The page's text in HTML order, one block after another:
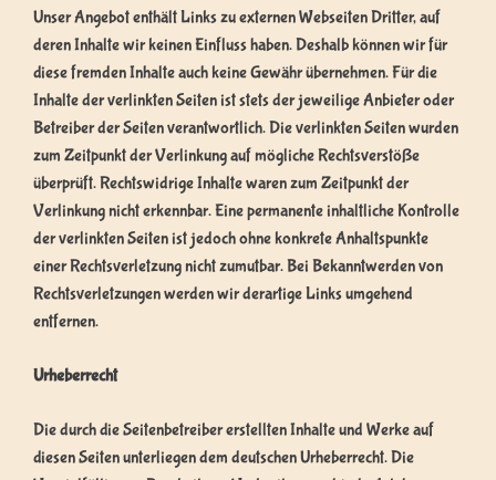
Unser Angebot enthält Links zu externen Webseiten Dritter, auf
deren Inhalte wir keinen Einfluss haben. Deshalb können wir für
diese fremden Inhalte auch keine Gewähr übernehmen. Für die
Inhalte der verlinkten Seiten ist stets der jeweilige Anbieter oder
Betreiber der Seiten verantwortlich. Die verlinkten Seiten wurden
zum Zeitpunkt der Verlinkung auf mögliche Rechtsverstöße
überprüft. Rechtswidrige Inhalte waren zum Zeitpunkt der
Verlinkung nicht erkennbar. Eine permanente inhaltliche Kontrolle
der verlinkten Seiten ist jedoch ohne konkrete Anhaltspunkte
einer Rechtsverletzung nicht zumutbar. Bei Bekanntwerden von
Rechtsverletzungen werden wir derartige Links umgehend
entfernen.
Urheberrecht
Die durch die Seitenbetreiber erstellten Inhalte und Werke auf
diesen Seiten unterliegen dem deutschen Urheberrecht. Die